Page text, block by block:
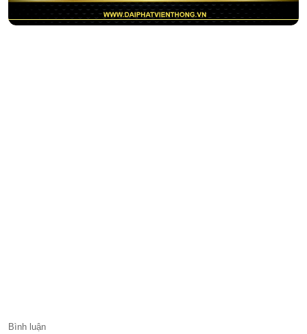
Bình luận